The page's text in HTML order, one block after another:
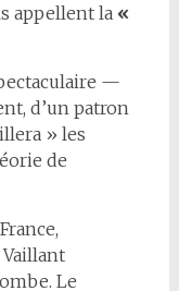
appellent la «
—
d’un patron
» les
de
Vaillant
Le